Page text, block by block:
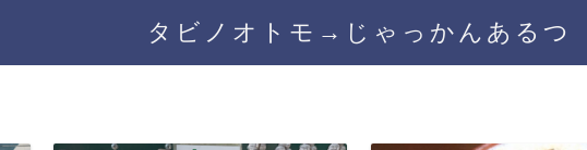
タビノオトモ→じゃっかんあるつ